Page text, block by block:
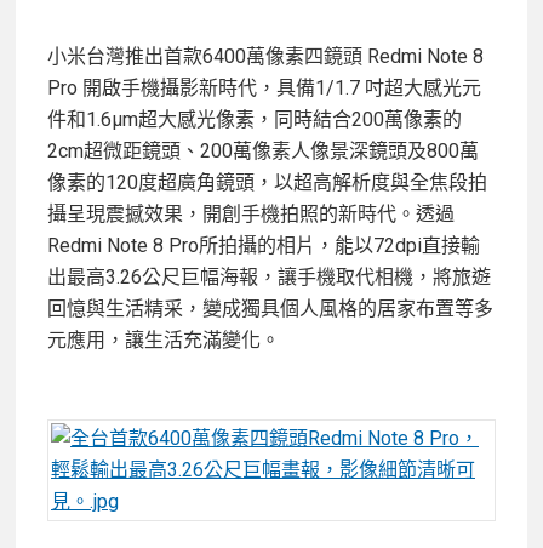
小米台灣推出首款6400萬像素四鏡頭 Redmi Note 8
Pro 開啟手機攝影新時代，具備1/1.7 吋超大感光元
件和1.6μm超大感光像素，同時結合200萬像素的
2cm超微距鏡頭、200萬像素人像景深鏡頭及800萬
像素的120度超廣角鏡頭，以超高解析度與全焦段拍
攝呈現震撼效果，開創手機拍照的新時代。透過
Redmi Note 8 Pro所拍攝的相片，能以72dpi直接輸
出最高3.26公尺巨幅海報，讓手機取代相機，將旅遊
回憶與生活精采，變成獨具個人風格的居家布置等多
元應用，讓生活充滿變化。